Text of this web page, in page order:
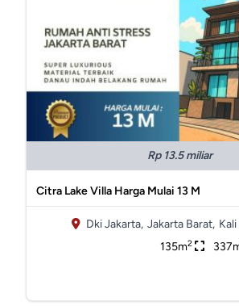
Rp 13.5 miliar
Citra Lake Villa Harga Mulai 13 M
Dki Jakarta, Jakarta Barat,
135m2